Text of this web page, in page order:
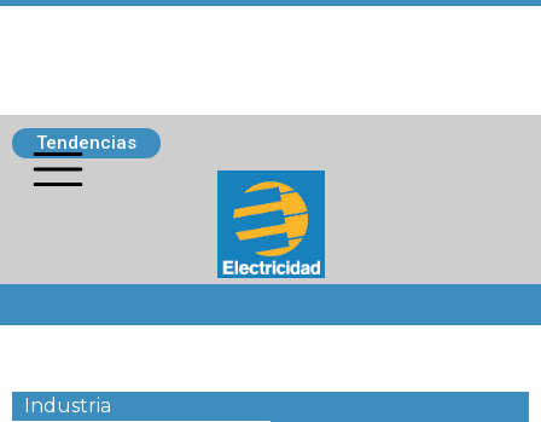
Tendencias
Industria